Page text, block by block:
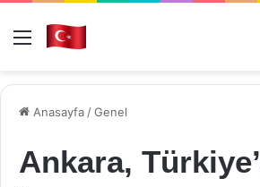
Menü
Anasayfa /Genel
Ankara,